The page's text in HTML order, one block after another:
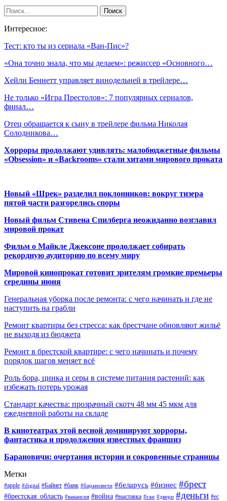
Интересное:
Тест: кто ты из сериала «Ван-Пис»?
«Она точно знала, что мы делаем»: режиссер «Основного…
Хейли Беннетт управляет винодельней в трейлере…
Не только «‎Игра Престолов»‎: 7 популярных сериалов,
финал…
Отец обращается к сыну в трейлере фильма Николая
Солодникова…
Хорроры продолжают удивлять: малобюджетные фильмы
«Obsession» и «Backrooms» стали хитами мирового проката
Новый «Шрек» разделил поклонников: вокруг тизера
пятой части разгорелись споры
Новый фильм Стивена Спилберга неожиданно возглавил
мировой прокат
Фильм о Майкле Джексоне продолжает собирать
рекордную аудиторию по всему миру
Мировой кинопрокат готовит зрителям громкие премьеры
середины июня
Генеральная уборка после ремонта: с чего начинать и где не
наступить на грабли
Ремонт квартиры без стресса: как брестчане обновляют жильё
не выходя из бюджета
Ремонт в брестской квартире: с чего начинать и почему
порядок шагов меняет всё
Роль бора, цинка и серы в системе питания растений: как
избежать потерь урожая
Стандарт качества: прозрачный скотч 48 мм 45 мкм для
ежедневной работы на складе
В кинотеатрах этой весной доминируют хорроры,
фантастика и продолжения известных франшиз
Барановичи: очертания истории и сокровенные страницы
Метки
#apple #digital #Байнет #банк #барановичи #беларусь #бизнес #брест
#брестская_область #вакансия #война #выставка #гаи #двери #деньги #ес